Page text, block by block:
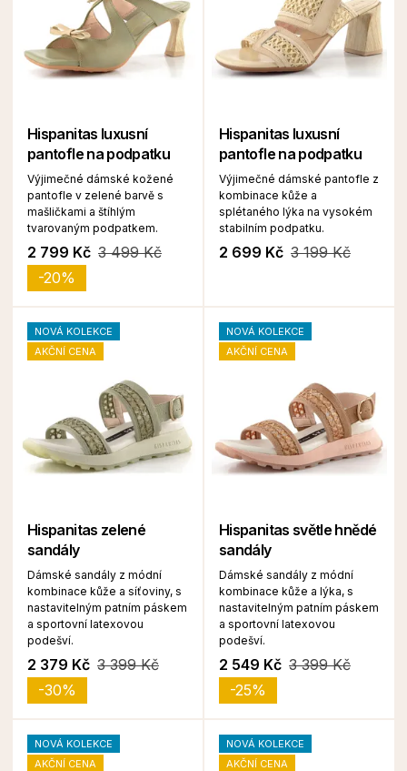
Hispanitas luxusní
pantofle na podpatku
Výjimečné dámské kožené
pantofle v zelené barvě s
mašličkami a štíhlým
tvarovaným podpatkem.
2 799 Kč 3 499 Kč
-20%
Hispanitas luxusní
pantofle na podpatku
Výjimečné dámské pantofle z
kombinace kůže a
splétaného lýka na vysokém
stabilním podpatku.
2 699 Kč 3 199 Kč
NOVÁ KOLEKCE
AKČNÍ CENA
Hispanitas zelené
sandály
Dámské sandály z módní
kombinace kůže a síťoviny, s
nastavitelným patním páskem
a sportovní latexovou
podešví.
2 379 Kč 3 399 Kč
-30%
NOVÁ KOLEKCE
AKČNÍ CENA
Hispanitas světle hnědé
sandály
Dámské sandály z módní
kombinace kůže a lýka, s
nastavitelným patním páskem
a sportovní latexovou
podešví.
2 549 Kč 3 399 Kč
-25%
NOVÁ KOLEKCE
AKČNÍ CENA
NOVÁ KOLEKCE
AKČNÍ CENA